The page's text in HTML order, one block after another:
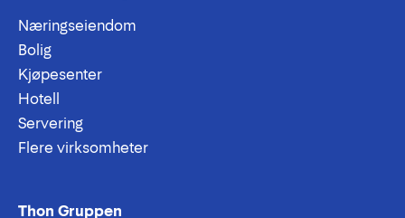
Næringseiendom
Bolig
Kjøpesenter
Hotell
Servering
Flere virksomheter
Thon Gruppen